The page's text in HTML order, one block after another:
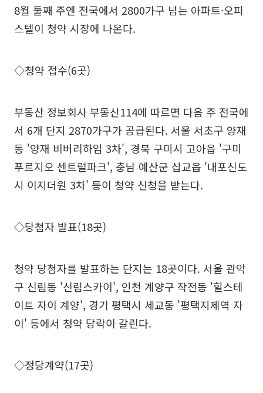
8월 둘째 주엔 전국에서 2800가구 넘는 아파트·오피
스텔이 청약 시장에 나온다.
◇청약 접수(6곳)
부동산 정보회사 부동산114에 따르면 다음 주 전국에
서 6개 단지 2870가구가 공급된다. 서울 서초구 양재
동 '양재 비버리하임 3차', 경북 구미시 고아읍 '구미
푸르지오 센트럴파크', 충남 예산군 삽교읍 '내포신도
시 이지더원 3차' 등이 청약 신청을 받는다.
◇당첨자 발표(18곳)
청약 당첨자를 발표하는 단지는 18곳이다. 서울 관악
구 신림동 '신림스카이', 인천 계양구 작전동 '힐스테
이트 자이 계양', 경기 평택시 세교동 '평택지제역 자
이' 등에서 청약 당락이 갈린다.
◇정당계약(17곳)